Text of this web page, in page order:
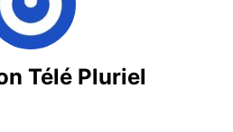
Télé Pluriel